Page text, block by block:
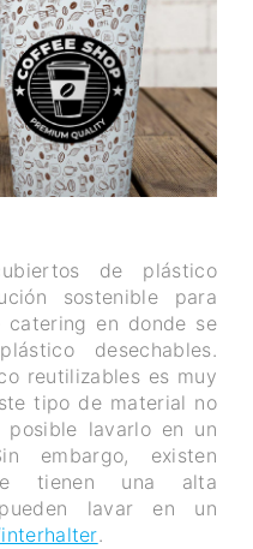
de plástico
sostenible para
catering en donde se
desechables.
reutilizables es muy
tipo de material no
lavarlo en un
embargo, existen
tienen una alta
lavar en un
.